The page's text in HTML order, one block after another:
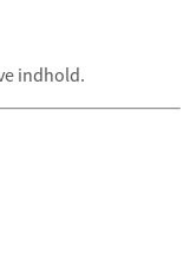
indhold.